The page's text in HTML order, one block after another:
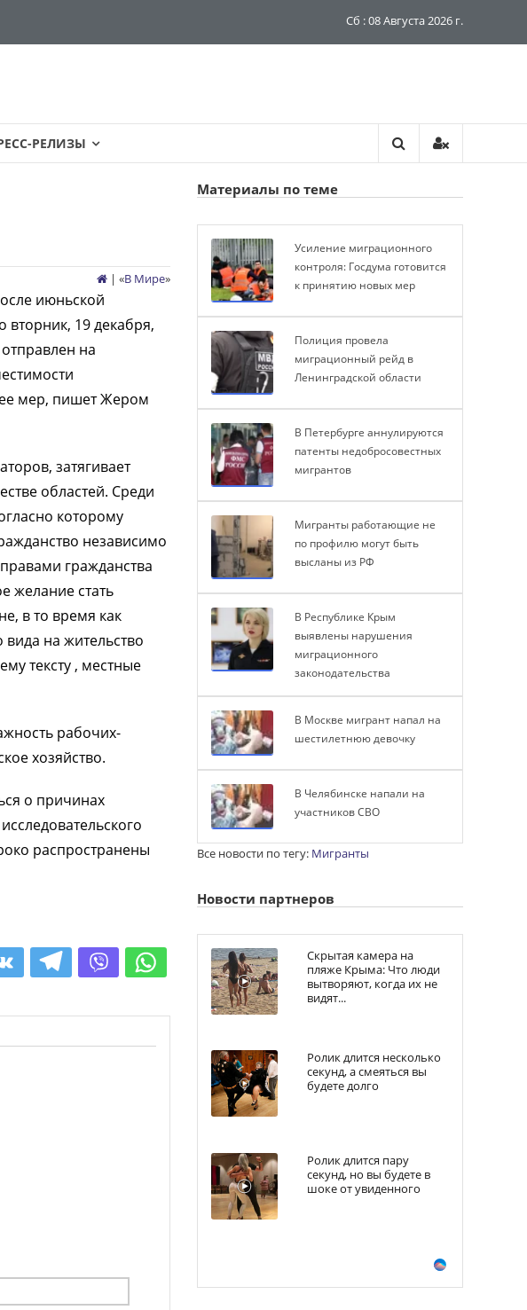
Сб : 08 Августа 2026 г.
РЕЛИЗЫ
| «В Мире»
июньской
19 декабря,
на
ее мер, пишет Жером
затягивает
областей. Среди
которому
независимо
гражданства
желание стать
в то время как
на жительство
тексту , местные
рабочих-
хозяйство.
о причинах
распространены
Материалы по теме
Усиление миграционного
контроля: Госдума готовится
к принятию новых мер
Полиция провела
миграционный рейд в
Ленинградской области
В Петербурге аннулируются
патенты недобросовестных
мигрантов
Мигранты работающие не
по профилю могут быть
высланы из РФ
В Республике Крым
выявлены нарушения
миграционного
законодательства
В Москве мигрант напал на
шестилетнюю девочку
В Челябинске напали на
участников СВО
Все новости по тегу: Мигранты
Новости партнеров
Скрытая камера на
пляже Крыма: Что люди
вытворяют, когда их не
видят...
Ролик длится несколько
секунд, а смеяться вы
будете долго
Ролик длится пару
секунд, но вы будете в
шоке от увиденного